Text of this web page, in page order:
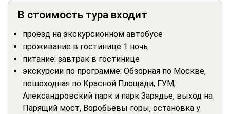
В стоимость тура входит
проезд на экскурсионном автобусе
проживание в гостинице 1 ночь
питание: завтрак в гостинице
экскурсии по программе: Обзорная по Москве,
пешеходная по Красной Площади, ГУМ,
Александровский парк и парк Зарядье, выход на
Парящий мост, Воробьевы горы, остановка у